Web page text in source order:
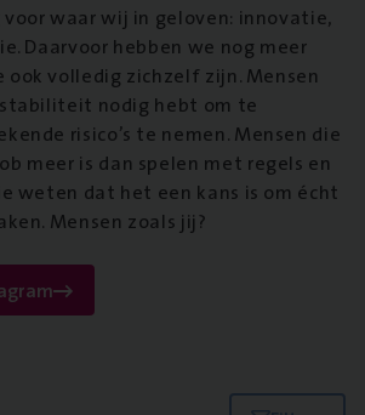
waar wij in geloven: innovatie,
Daarvoor hebben we nog meer
ook volledig zichzelf zijn. Mensen
nodig hebt om te
risico’s te nemen. Mensen die
meer is dan spelen met regels en
weten dat het een kans is om écht
Mensen zoals jij?